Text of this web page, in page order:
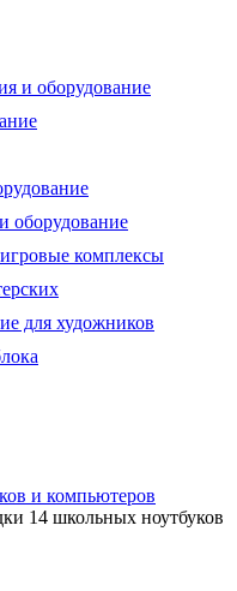
и оборудование
оборудование
комплексы
для художников
и компьютеров
14 школьных ноутбуков